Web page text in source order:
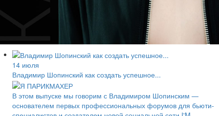
14 июля
Владимир Шопинский как создать успешное...
В этом выпуске мы говорим с Владимиром Шопинским —
основателем первых профессиональных форумов для бьюти-